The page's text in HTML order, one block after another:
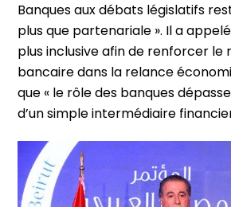
Banques aux débats législatifs
plus que partenariale ». Il a
plus inclusive afin de renforcer le
bancaire dans la relance
que « le rôle des banques
d’un simple intermédiaire